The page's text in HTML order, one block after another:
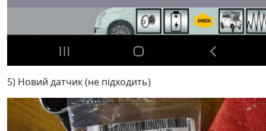
5) Новий датчик (не підходить)